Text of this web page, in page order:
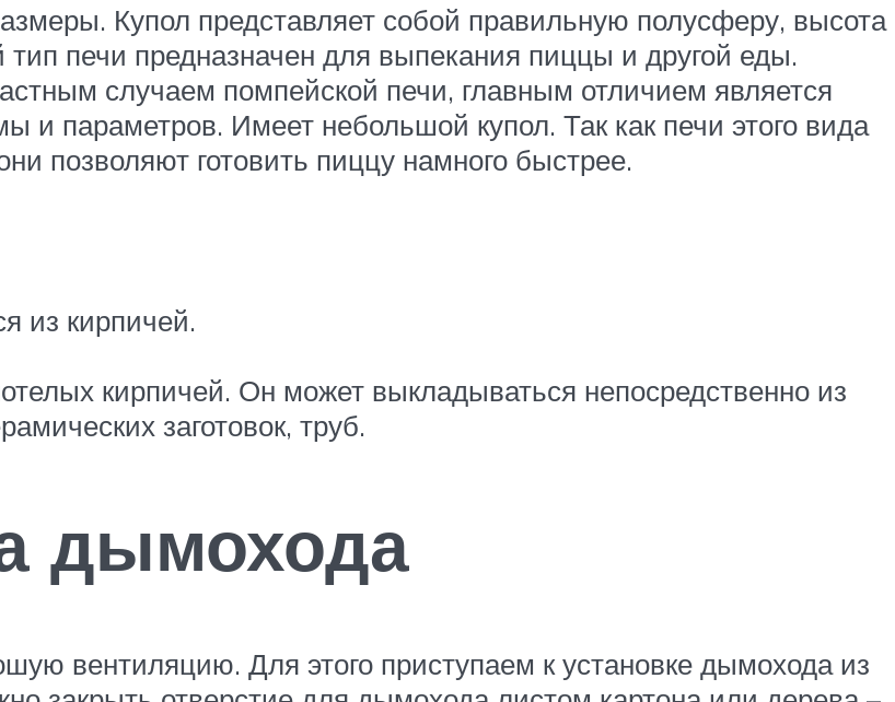
Купол представляет собой правильную полусферу, высота
тип печи предназначен для выпекания пиццы и другой еды.
случаем помпейской печи, главным отличием является
и параметров. Имеет небольшой купол. Так как печи этого вида
позволяют готовить пиццу намного быстрее.
из кирпичей.
кирпичей. Он может выкладываться непосредственно из
заготовок, труб.
дымохода
вентиляцию. Для этого приступаем к установке дымохода из